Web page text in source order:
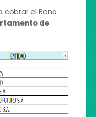
cobrar el Bono
de